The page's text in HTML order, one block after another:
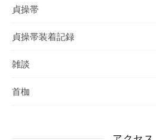
貞操帯
貞操帯装着記録
雑談
首枷